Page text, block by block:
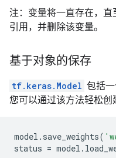
注：变量将一直存在，
引用，并删除该变量。
基于对象的保存
tf.keras.Model 包括
您可以通过该方法轻松创
model . save_weights(
status = model .